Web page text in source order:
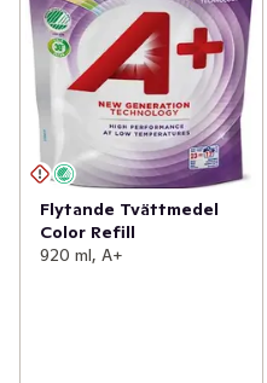
Flytande Tvättmedel
Color Refill
920 ml, A+